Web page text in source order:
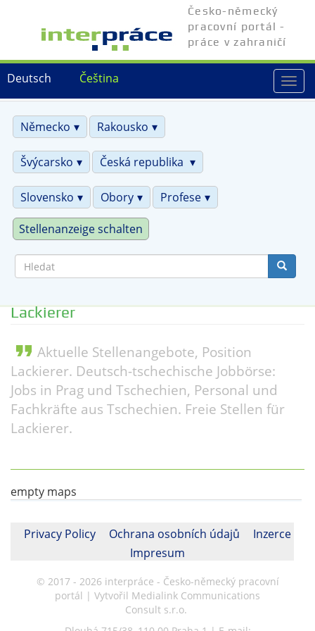
hlavnímu
Čeština
Deutsch
Česko-německý
pracovní portál -
práce v zahraničí
Německo
Rakousko
Švýcarsko Česká republika
Slovensko Obory Profese
Stellenanzeige schalten
Lackierer
format_quote Aktuelle Stellenangebote, Position
Lackierer. Deutsch-tschechische Jobbörse:
Jobs in Prag und Tschechien, Personal und
Fachkräfte aus Tschechien. Freie Stellen für
Lackierer.
empty maps
Privacy Policy Ochrana osobních údajů
Inzerce
Impresum
© 2017 - 2026 interpráce - Česko-německý pracovní
portál | Vytvořil Medialink Communications
Consult s.r.o.